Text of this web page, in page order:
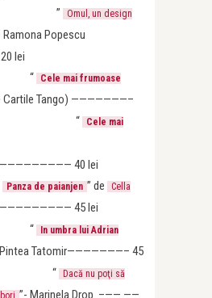
Omul, un design
Ramona Popescu
lei
Cele mai frumoase
Cartile Tango) ———————–
“
Cele mai
40 lei
Panza de paianjen ” de
Cella
45 lei
In umbra lui Adrian
Pintea Tatomir———————– 45
“
Dacă nu poţi să
”- Marinela Drop –—— ——